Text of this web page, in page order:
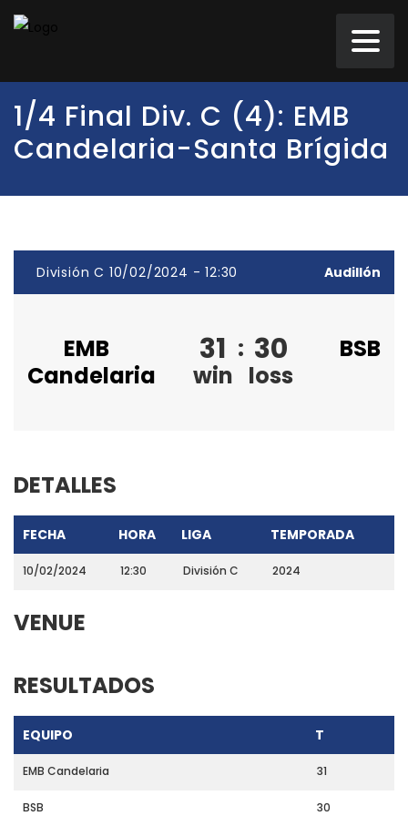
1/4 Final Div. C (4): EMB
Candelaria-Santa Brígida
División C 10/02/2024 - 12:30 Audillón
EMB
Candelaria
31
win
: 30
loss
BSB
DETALLES
FECHA HORA LIGA TEMPORADA
10/02/2024 12:30 División C 2024
VENUE
RESULTADOS
EQUIPO T
EMB Candelaria 31
BSB 30